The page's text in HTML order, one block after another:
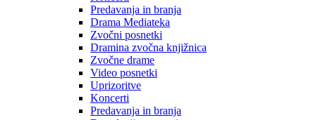
Predavanja in branja
Drama Mediateka
Zvočni posnetki
Dramina zvočna knjižnica
Zvočne drame
Video posnetki
Uprizoritve
Koncerti
Predavanja in branja